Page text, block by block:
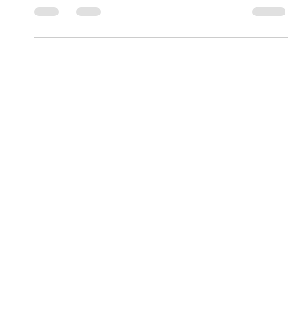
comme un projet stratégique où